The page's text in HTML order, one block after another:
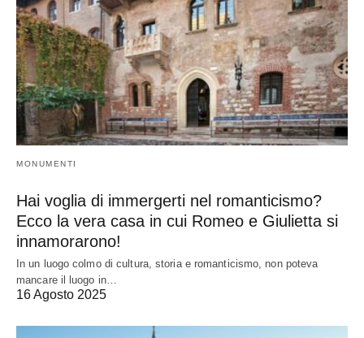
MONUMENTI
Hai voglia di immergerti nel romanticismo?
Ecco la vera casa in cui Romeo e Giulietta si
innamorarono!
In un luogo colmo di cultura, storia e romanticismo, non poteva
mancare il luogo in…
16 Agosto 2025